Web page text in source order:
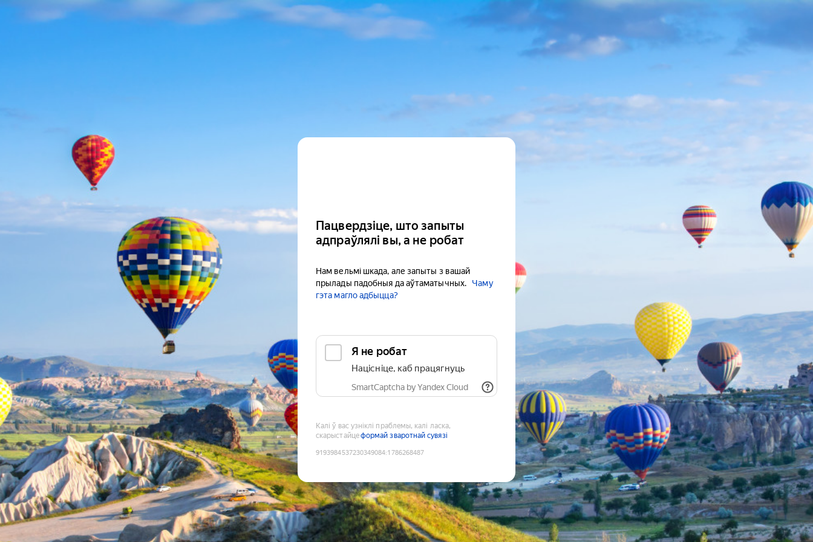
Пацвердзіце, што запыты
адпраўлялі вы, а не робат
Нам вельмі шкада, але запыты з вашай
прылады падобныя да аўтаматычных.
Чаму
гэта магло адбыцца?
Я не робат
Націсніце, каб працягнуць
SmartCaptcha by Yandex Cloud
Калі ў вас узніклі праблемы, калі ласка,
скарыстайцеформай зваротнай сувязі
9193984537230349084:1786268487